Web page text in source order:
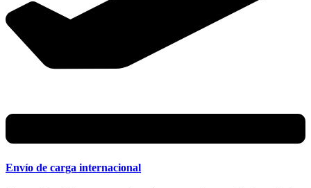
Envío de carga internacional